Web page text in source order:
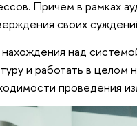
Причем в рамках
своих
над
и работать в
проведения